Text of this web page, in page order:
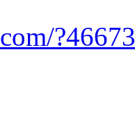
?46673